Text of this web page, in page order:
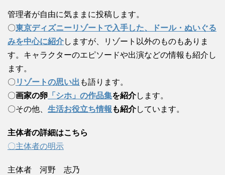
管理者が自由に気ままに投稿します。
〇東京ディズニーリゾートで入手した、ドール・ぬいぐる
みを中心に紹介しますが、リゾート以外のものもありま
す。キャラクターのエピソードや出演などの情報も紹介し
ます。
〇 リゾートの思い出 も語ります。
〇画家の卵 「シホ」の作品集を紹介します。
〇その他、 生活お役立ち情報 も紹介しています。
主体者の詳細はこちら
〇主体者の明示
主体者 河野 志乃